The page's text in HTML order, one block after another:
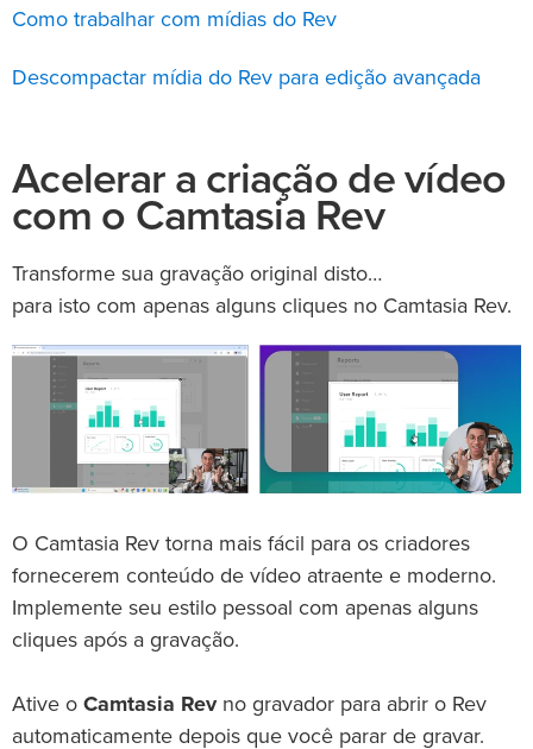
Acelerar a criação de vídeo
com o Camtasia Rev
Transforme sua gravação original disto…
para isto com apenas alguns cliques no Camtasia Rev.
O Camtasia Rev torna mais fácil para os criadores
fornecerem conteúdo de vídeo atraente e moderno.
Implemente seu estilo pessoal com apenas alguns
cliques após a gravação.
Ative o Camtasia Revno gravador para abrir o Rev
automaticamente depois que você parar de gravar.
Como trabalhar com mídias do Rev
Descompactar mídia do Rev para edição avançada